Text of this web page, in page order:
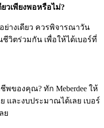
วเพียงพอหรือไม่?
ย่างเดียว ควรพิจารณาวัน
ชีวิตร่วมกัน เพื่อให้ได้เบอร์ที่
พของคุณ? ทัก Meberdee ให้
และงบประมาณได้เลย เบอร์
ย